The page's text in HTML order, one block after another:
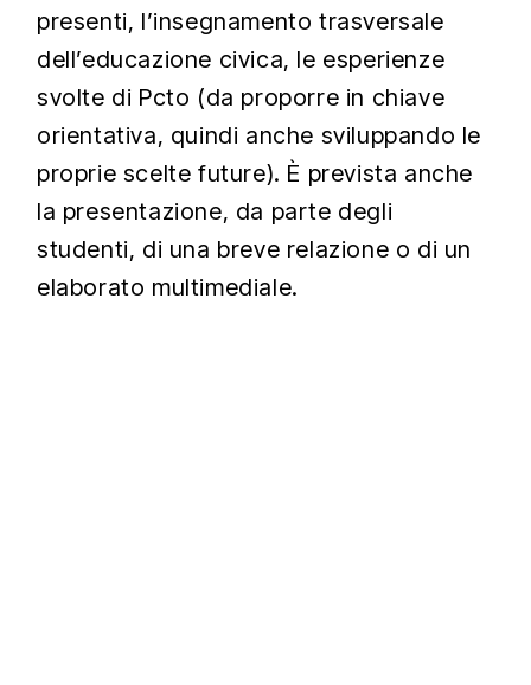
presenti, l’insegnamento trasversale
dell’educazione civica, le esperienze
svolte di Pcto (da proporre in chiave
orientativa, quindi anche sviluppando le
proprie scelte future). È prevista anche
la presentazione, da parte degli
studenti, di una breve relazione o di un
elaborato multimediale.